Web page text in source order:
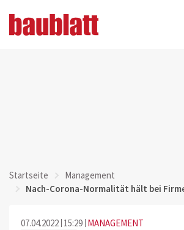
Startseite
Management
Nach-Corona-Normalität hält bei
07.04.2022 15:29 MANAGEMENT